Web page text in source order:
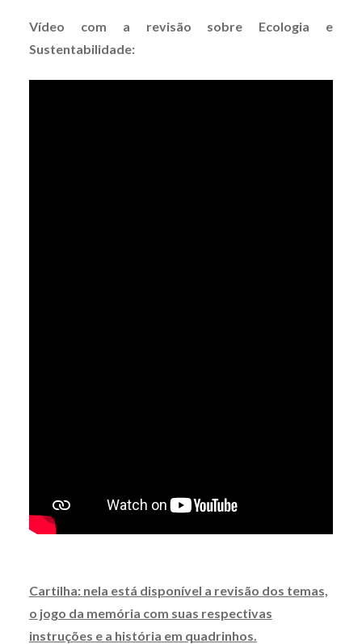
Vídeo com a revisão sobre Ecologia e
Sustentabilidade:
Cartilha: nela está disponível a revisão dos temas,
o jogo da memória com suas respectivas
instruções e a história em quadrinhos.